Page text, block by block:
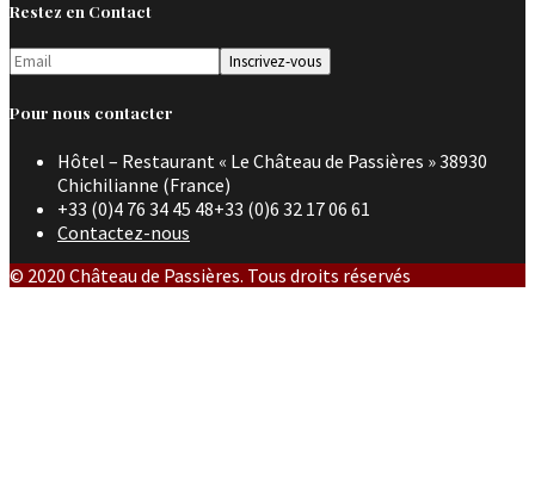
Restez en Contact
Pour nous contacter
Hôtel – Restaurant « Le Château de Passières » 38930
Chichilianne (France)
+33 (0)4 76 34 45 48+33 (0)6 32 17 06 61
Contactez-nous
© 2020 Château de Passières. Tous droits réservés